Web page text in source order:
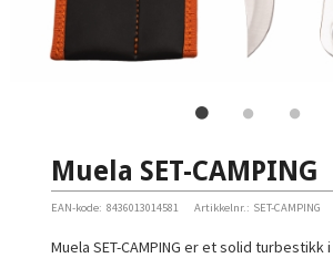
Muela SET-CAMPING
EAN-kode: 8436013014581 Artikkelnr.: SET-CAMPING
Muela SET-CAMPING er et solid